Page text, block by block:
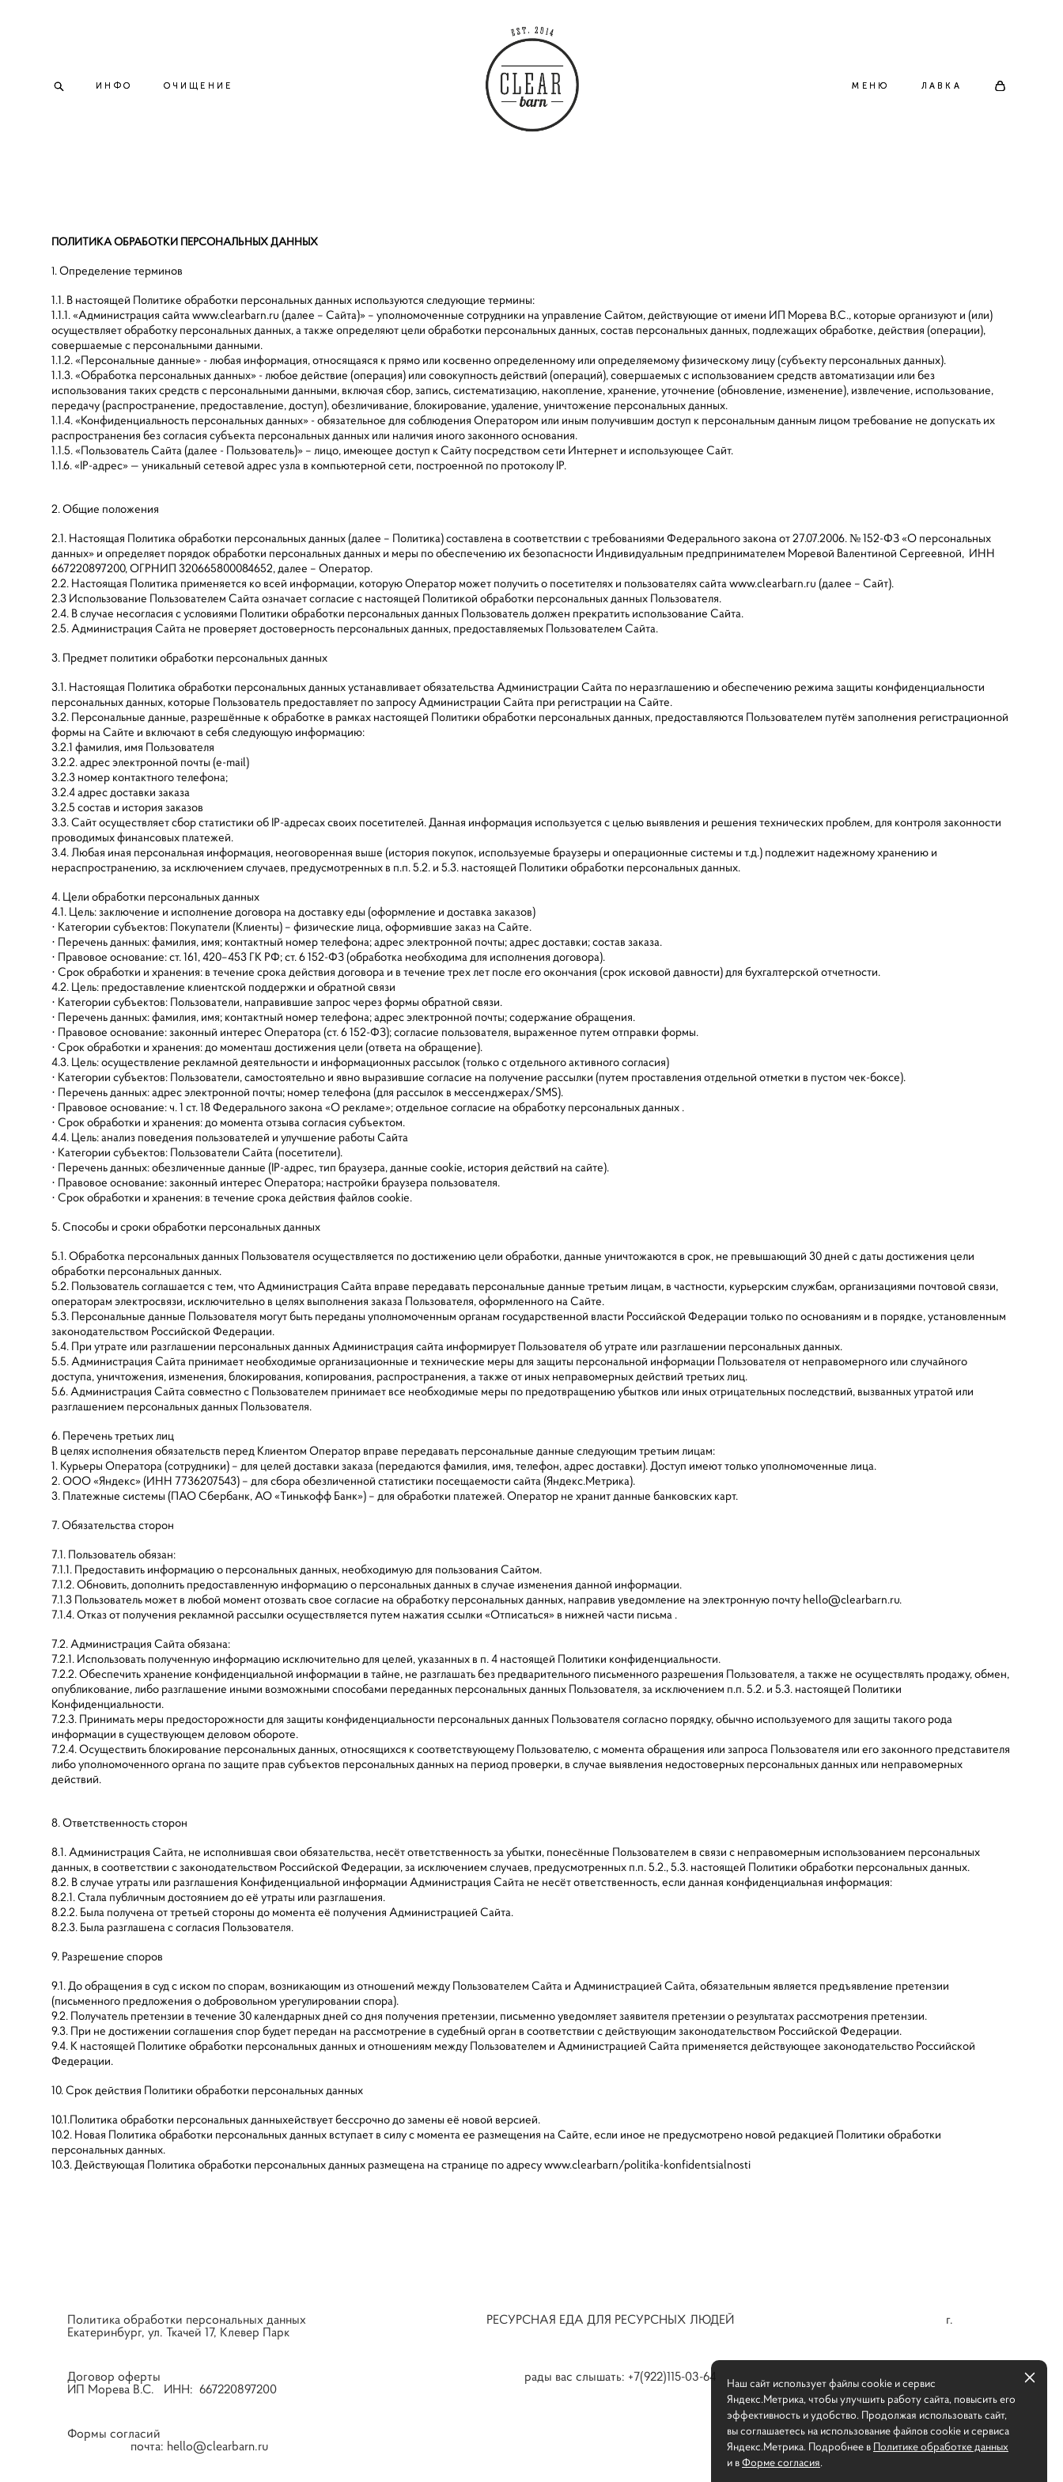
ИНФО ОЧИЩЕНИЕ МЕНЮ ЛАВКА
ИНФО ОЧИЩЕНИЕ МЕНЮ ЛАВКА
ПОЛИТИКА ОБРАБОТКИ ПЕРСОНАЛЬНЫХ ДАННЫХ
1. Определение терминов
1.1. В настоящей Политике обработки персональных данных используются следующие термины:
1.1.1. «Администрация сайта www.clearbarn.ru (далее – Сайта)» – уполномоченные сотрудники на управление Сайтом, действующие от имени ИП Морева В.С., которые организуют и (или)
осуществляет обработку персональных данных, а также определяют цели обработки персональных данных, состав персональных данных, подлежащих обработке, действия (операции),
совершаемые с персональными данными.
1.1.2. «Персональные данные» - любая информация, относящаяся к прямо или косвенно определенному или определяемому физическому лицу (субъекту персональных данных).
1.1.3. «Обработка персональных данных» - любое действие (операция) или совокупность действий (операций), совершаемых с использованием средств автоматизации или без
использования таких средств с персональными данными, включая сбор, запись, систематизацию, накопление, хранение, уточнение (обновление, изменение), извлечение, использование,
передачу (распространение, предоставление, доступ), обезличивание, блокирование, удаление, уничтожение персональных данных.
1.1.4. «Конфиденциальность персональных данных» - обязательное для соблюдения Оператором или иным получившим доступ к персональным данным лицом требование не допускать их
распространения без согласия субъекта персональных данных или наличия иного законного основания.
1.1.5. «Пользователь Сайта (далее ‑ Пользователь)» – лицо, имеющее доступ к Сайту посредством сети Интернет и использующее Сайт.
1.1.6. «IP-адрес» — уникальный сетевой адрес узла в компьютерной сети, построенной по протоколу IP.
2. Общие положения
2.1. Настоящая Политика обработки персональных данных (далее – Политика) составлена в соответствии с требованиями Федерального закона от 27.07.2006. № 152-ФЗ «О персональных
данных» и определяет порядок обработки персональных данных и меры по обеспечению их безопасности Индивидуальным предпринимателем Моревой Валентиной Сергеевной, ИНН
667220897200, ОГРНИП 320665800084652, далее – Оператор.
2.2. Настоящая Политика применяется ко всей информации, которую Оператор может получить о посетителях и пользователях сайта www.clearbarn.ru (далее – Сайт).
2.3 Использование Пользователем Сайта означает согласие с настоящей Политикой обработки персональных данных Пользователя.
2.4. В случае несогласия с условиями Политики обработки персональных данных Пользователь должен прекратить использование Сайта.
2.5. Администрация Сайта не проверяет достоверность персональных данных, предоставляемых Пользователем Сайта.
3. Предмет политики обработки персональных данных
3.1. Настоящая Политика обработки персональных данных устанавливает обязательства Администрации Сайта по неразглашению и обеспечению режима защиты конфиденциальности
персональных данных, которые Пользователь предоставляет по запросу Администрации Сайта при регистрации на Сайте.
3.2. Персональные данные, разрешённые к обработке в рамках настоящей Политики обработки персональных данных, предоставляются Пользователем путём заполнения регистрационной
формы на Сайте и включают в себя следующую информацию:
3.2.1 фамилия, имя Пользователя
3.2.2. адрес электронной почты (e-mail)
3.2.3 номер контактного телефона;
3.2.4 адрес доставки заказа
3.2.5 состав и история заказов
3.3. Сайт осуществляет сбор статистики об IP-адресах своих посетителей. Данная информация используется с целью выявления и решения технических проблем, для контроля законности
проводимых финансовых платежей.
3.4. Любая иная персональная информация, неоговоренная выше (история покупок, используемые браузеры и операционные системы и т.д.) подлежит надежному хранению и
нераспространению, за исключением случаев, предусмотренных в п.п. 5.2. и 5.3. настоящей Политики обработки персональных данных.
4. Цели обработки персональных данных
4.1. Цель: заключение и исполнение договора на доставку еды (оформление и доставка заказов)
· Категории субъектов: Покупатели (Клиенты) – физические лица, оформившие заказ на Сайте.
· Перечень данных: фамилия, имя; контактный номер телефона; адрес электронной почты; адрес доставки; состав заказа.
· Правовое основание: ст. 161, 420–453 ГК РФ; ст. 6 152-ФЗ (обработка необходима для исполнения договора).
· Срок обработки и хранения: в течение срока действия договора и в течение трех лет после его окончания (срок исковой давности) для бухгалтерской отчетности.
4.2. Цель: предоставление клиентской поддержки и обратной связи
· Категории субъектов: Пользователи, направившие запрос через формы обратной связи.
· Перечень данных: фамилия, имя; контактный номер телефона; адрес электронной почты; содержание обращения.
· Правовое основание: законный интерес Оператора (ст. 6 152-ФЗ); согласие пользователя, выраженное путем отправки формы.
· Срок обработки и хранения: до моменташ достижения цели (ответа на обращение).
4.3. Цель: осуществление рекламной деятельности и информационных рассылок (только с отдельного активного согласия)
· Категории субъектов: Пользователи, самостоятельно и явно выразившие согласие на получение рассылки (путем проставления отдельной отметки в пустом чек-боксе).
· Перечень данных: адрес электронной почты; номер телефона (для рассылок в мессенджерах/SMS).
· Правовое основание: ч. 1 ст. 18 Федерального закона «О рекламе»; отдельное согласие на обработку персональных данных .
· Срок обработки и хранения: до момента отзыва согласия субъектом.
4.4. Цель: анализ поведения пользователей и улучшение работы Сайта
· Категории субъектов: Пользователи Сайта (посетители).
· Перечень данных: обезличенные данные (IP-адрес, тип браузера, данные cookie, история действий на сайте).
· Правовое основание: законный интерес Оператора; настройки браузера пользователя.
· Срок обработки и хранения: в течение срока действия файлов cookie.
5. Способы и сроки обработки персональных данных
5.1. Обработка персональных данных Пользователя осуществляется по достижению цели обработки, данные уничтожаются в срок, не превышающий 30 дней с даты достижения цели
обработки персональных данных.
5.2. Пользователь соглашается с тем, что Администрация Сайта вправе передавать персональные данные третьим лицам, в частности, курьерским службам, организациями почтовой связи,
операторам электросвязи, исключительно в целях выполнения заказа Пользователя, оформленного на Сайте.
5.3. Персональные данные Пользователя могут быть переданы уполномоченным органам государственной власти Российской Федерации только по основаниям и в порядке, установленным
законодательством Российской Федерации.
5.4. При утрате или разглашении персональных данных Администрация сайта информирует Пользователя об утрате или разглашении персональных данных.
5.5. Администрация Сайта принимает необходимые организационные и технические меры для защиты персональной информации Пользователя от неправомерного или случайного
доступа, уничтожения, изменения, блокирования, копирования, распространения, а также от иных неправомерных действий третьих лиц.
5.6. Администрация Сайта совместно с Пользователем принимает все необходимые меры по предотвращению убытков или иных отрицательных последствий, вызванных утратой или
разглашением персональных данных Пользователя.
6. Перечень третьих лиц
В целях исполнения обязательств перед Клиентом Оператор вправе передавать персональные данные следующим третьим лицам:
1. Курьеры Оператора (сотрудники) – для целей доставки заказа (передаются фамилия, имя, телефон, адрес доставки). Доступ имеют только уполномоченные лица.
2. ООО «Яндекс» (ИНН 7736207543) – для сбора обезличенной статистики посещаемости сайта (Яндекс.Метрика).
3. Платежные системы (ПАО Сбербанк, АО «Тинькофф Банк») – для обработки платежей. Оператор не хранит данные банковских карт.
7. Обязательства сторон
7.1. Пользователь обязан:
7.1.1. Предоставить информацию о персональных данных, необходимую для пользования Сайтом.
7.1.2. Обновить, дополнить предоставленную информацию о персональных данных в случае изменения данной информации.
7.1.3 Пользователь может в любой момент отозвать свое согласие на обработку персональных данных, направив уведомление на электронную почту hello@clearbarn.ru.
7.1.4. Отказ от получения рекламной рассылки осуществляется путем нажатия ссылки «Отписаться» в нижней части письма .
7.2. Администрация Сайта обязана:
7.2.1. Использовать полученную информацию исключительно для целей, указанных в п. 4 настоящей Политики конфиденциальности.
7.2.2. Обеспечить хранение конфиденциальной информации в тайне, не разглашать без предварительного письменного разрешения Пользователя, а также не осуществлять продажу, обмен,
опубликование, либо разглашение иными возможными способами переданных персональных данных Пользователя, за исключением п.п. 5.2. и 5.3. настоящей Политики
Конфиденциальности.
7.2.3. Принимать меры предосторожности для защиты конфиденциальности персональных данных Пользователя согласно порядку, обычно используемого для защиты такого рода
информации в существующем деловом обороте.
7.2.4. Осуществить блокирование персональных данных, относящихся к соответствующему Пользователю, с момента обращения или запроса Пользователя или его законного представителя
либо уполномоченного органа по защите прав субъектов персональных данных на период проверки, в случае выявления недостоверных персональных данных или неправомерных
действий.
8. Ответственность сторон
8.1. Администрация Сайта, не исполнившая свои обязательства, несёт ответственность за убытки, понесённые Пользователем в связи с неправомерным использованием персональных
данных, в соответствии с законодательством Российской Федерации, за исключением случаев, предусмотренных п.п. 5.2., 5.3. настоящей Политики обработки персональных данных.
8.2. В случае утраты или разглашения Конфиденциальной информации Администрация Сайта не несёт ответственность, если данная конфиденциальная информация:
8.2.1. Стала публичным достоянием до её утраты или разглашения.
8.2.2. Была получена от третьей стороны до момента её получения Администрацией Сайта.
8.2.3. Была разглашена с согласия Пользователя.
9. Разрешение споров
9.1. До обращения в суд с иском по спорам, возникающим из отношений между Пользователем Сайта и Администрацией Сайта, обязательным является предъявление претензии
(письменного предложения о добровольном урегулировании спора).
9.2. Получатель претензии в течение 30 календарных дней со дня получения претензии, письменно уведомляет заявителя претензии о результатах рассмотрения претензии.
9.3. При не достижении соглашения спор будет передан на рассмотрение в судебный орган в соответствии с действующим законодательством Российской Федерации.
9.4. К настоящей Политике обработки персональных данных и отношениям между Пользователем и Администрацией Сайта применяется действующее законодательство Российской
Федерации.
10. Срок действия Политики обработки персональных данных
10.1.Политика обработки персональных данныхействует бессрочно до замены её новой версией.
10.2. Новая Политика обработки персональных данных вступает в силу с момента ее размещения на Сайте, если иное не предусмотрено новой редакцией Политики обработки
персональных данных.
10.3. Действующая Политика обработки персональных данных размещена на странице по адресу www.clearbarn/politika-konfidentsialnosti
Политика обработки персональных данных РЕСУРСНАЯ ЕДА ДЛЯ РЕСУРСНЫХ ЛЮДЕЙ г.
Екатеринбург, ул. Ткачей 17, Клевер Парк
Договор оферты рады вас слышать: +7(922)115-03-64
ИП Морева В.С. ИНН: 667220897200
Формы согласий
почта: hello@clearbarn.ru
Наш сайт использует файлы cookie и сервис
Яндекс.Метрика, чтобы улучшить работу сайта, повысить его
эффективность и удобство. Продолжая использовать сайт,
вы соглашаетесь на использование файлов cookie и сервиса
Яндекс.Метрика. Подробнее в Политике обработке данных
и вФорме согласия.